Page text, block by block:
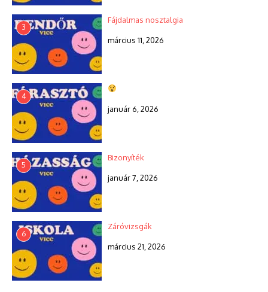
3
Fájdalmas nosztalgia
március 11, 2026
4
január 6, 2026
5
Bizonyíték
január 7, 2026
6
Záróvizsgák
március 21, 2026